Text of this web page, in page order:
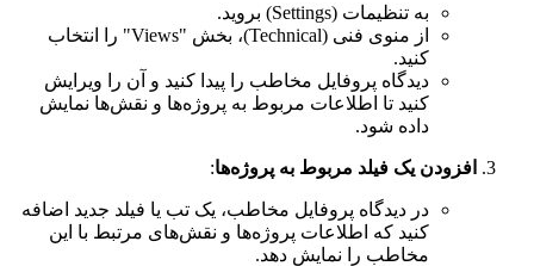
به تنظیمات (Settings) بروید.
از منوی فنی (Technical)، بخش "Views" را انتخاب
کنید.
دیدگاه پروفایل مخاطب را پیدا کنید و آن را ویرایش
کنید تا اطلاعات مربوط به پروژه‌ها و نقش‌ها نمایش
داده شود.
افزودن یک فیلد مربوط به پروژه‌ها:
در دیدگاه پروفایل مخاطب، یک تب یا فیلد جدید اضافه
کنید که اطلاعات پروژه‌ها و نقش‌های مرتبط با این
مخاطب را نمایش دهد.